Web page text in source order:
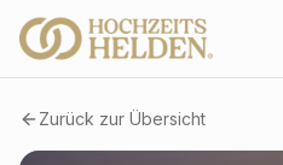
Zurück zur Übersicht